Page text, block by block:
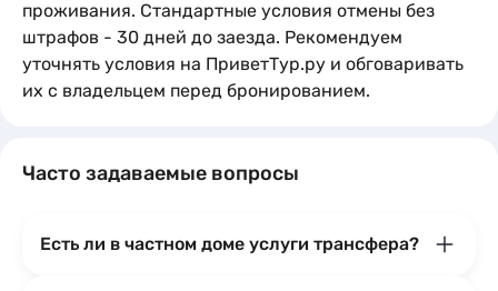
проживания. Стандартные условия отмены без
штрафов - 30 дней до заезда. Рекомендуем
уточнять условия на ПриветТур.ру и обговаривать
их с владельцем перед бронированием.
Часто задаваемые вопросы
Есть ли в частном доме услуги трансфера?